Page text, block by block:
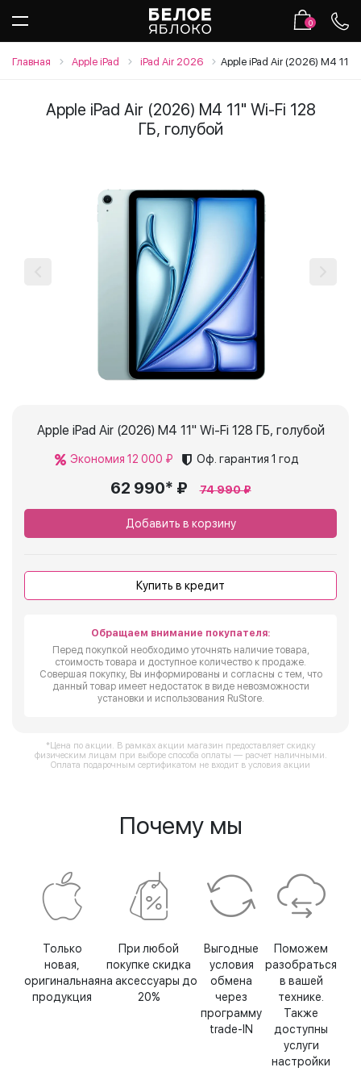
0
Главная Apple iPad iPad Air 2026 Apple iPad Air (2026) M4 11"
Apple iPad Air (2026) M4 11" Wi-Fi 128
ГБ, голубой
Apple iPad Air (2026) M4 11" Wi-Fi 128 ГБ, голубой
Экономия 12 000 ₽ Оф. гарантия 1 год
62 990* ₽ 74 990 ₽
Добавить в корзину
Купить в кредит
Обращаем внимание покупателя:
Перед покупкой необходимо уточнять наличие товара,
стоимость товара и доступное количество к продаже.
Совершая покупку, Вы информированы и согласны с тем, что
данный товар имеет недостаток в виде невозможности
установки и использования RuStore.
*Цена по акции. В рамках акции магазин предоставляет скидку
физическим лицам при выборе способа оплаты — расчет наличными.
Оплата подарочным сертификатом не входит в условия акции
Почему мы
Только
новая,
оригинальная
продукция
При любой
покупке скидка
на аксессуары до
20%
Выгодные
условия
обмена
через
программу
trade-IN
Поможем
разобраться
в вашей
технике.
Также
доступны
услуги
настройки